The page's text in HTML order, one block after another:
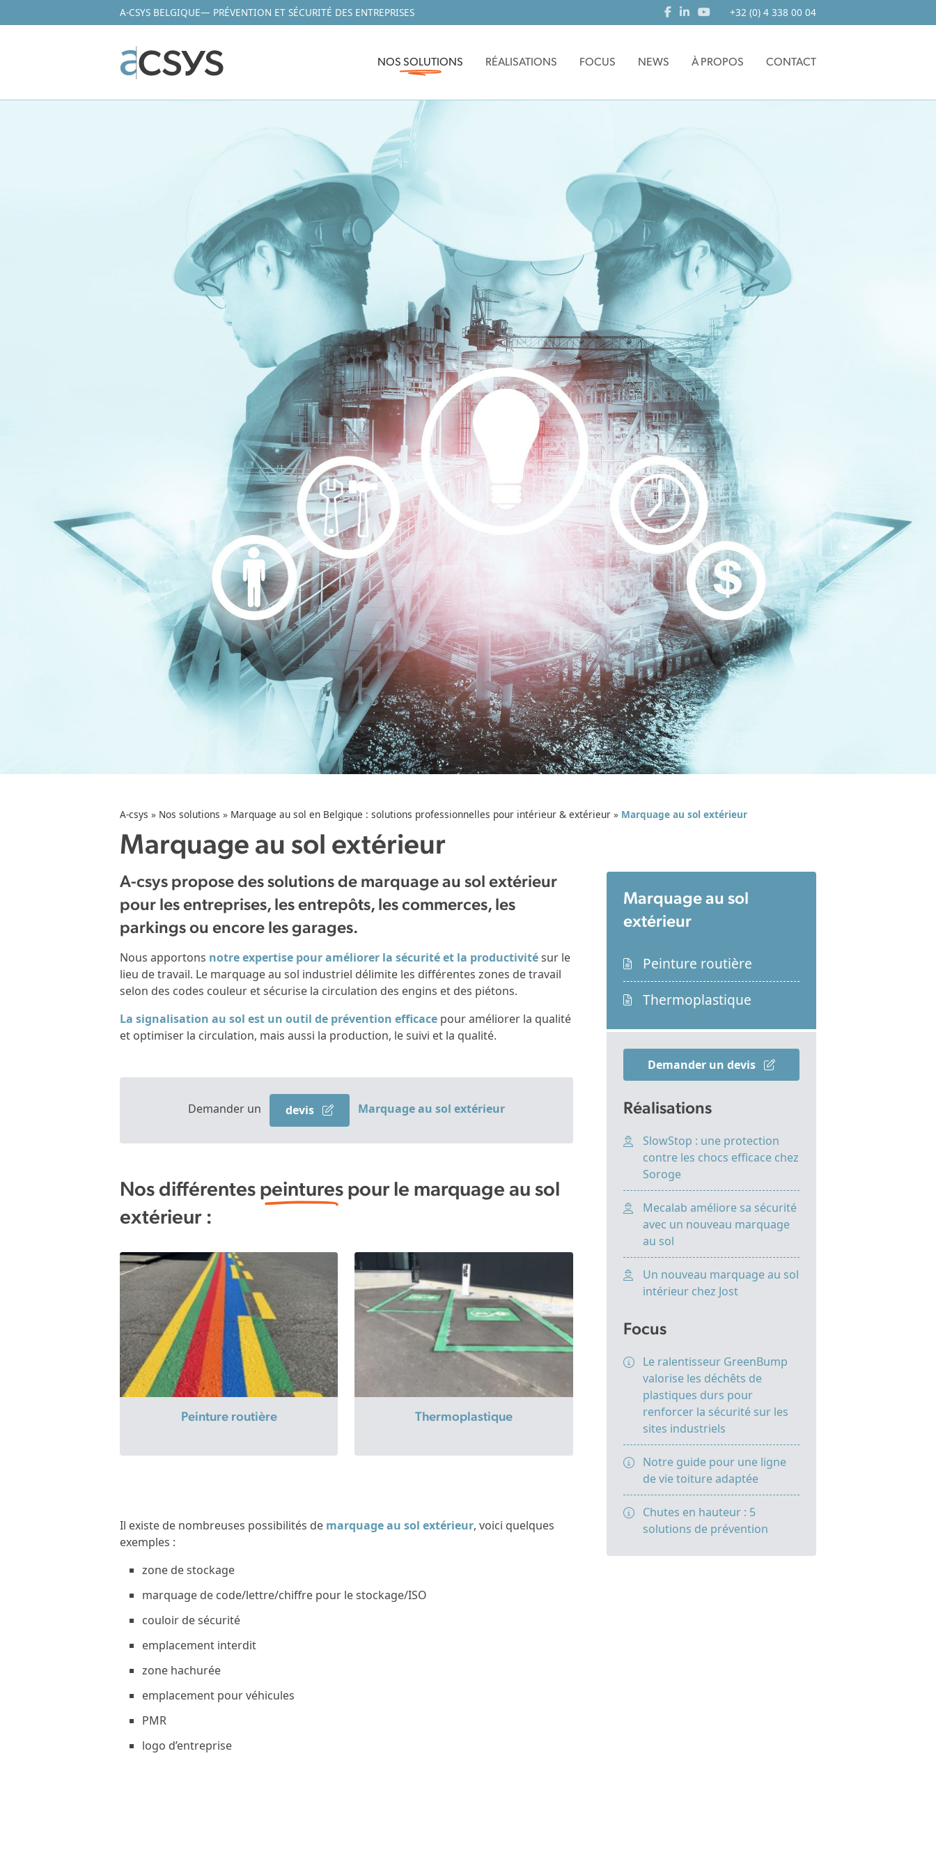
A-CSYS BELGIQUE— PRÉVENTION ET SÉCURITÉ DES ENTREPRISES +32 (0) 4 338 00 04
NOS SOLUTIONS RÉALISATIONS FOCUS NEWS À PROPOS CONTACT
A-csys » Nos solutions » Marquage au sol en Belgique : solutions professionnelles pour intérieur & extérieur » Marquage au sol extérieur
Marquage au sol extérieur
A-csys propose des solutions de marquage au sol extérieur
pour les entreprises, les entrepôts, les commerces, les
parkings ou encore les garages.
Nous apportons notre expertise pour améliorer la sécurité et la productivitésur le
lieu de travail. Le marquage au sol industriel délimite les différentes zones de travail
selon des codes couleur et sécurise la circulation des engins et des piétons.
La signalisation au sol est un outil de prévention efficace pour améliorer la qualité
et optimiser la circulation, mais aussi la production, le suivi et la qualité.
Demander un devis Marquage au sol extérieur
Nos différentes peintures pour le marquage au sol
extérieur :
Peinture routière Thermoplastique
Il existe de nombreuses possibilités de marquage au sol extérieur, voici quelques
exemples :
zone de stockage
marquage de code/lettre/chiffre pour le stockage/ISO
couloir de sécurité
emplacement interdit
zone hachurée
emplacement pour véhicules
PMR
logo d’entreprise
Marquage au sol
extérieur
Peinture routière
Thermoplastique
Demander un devis
Réalisations
SlowStop : une protection
contre les chocs efficace chez
Soroge
Mecalab améliore sa sécurité
avec un nouveau marquage
au sol
Un nouveau marquage au sol
intérieur chez Jost
Focus
Le ralentisseur GreenBump
valorise les déchêts de
plastiques durs pour
renforcer la sécurité sur les
sites industriels
Notre guide pour une ligne
de vie toiture adaptée
Chutes en hauteur : 5
solutions de prévention